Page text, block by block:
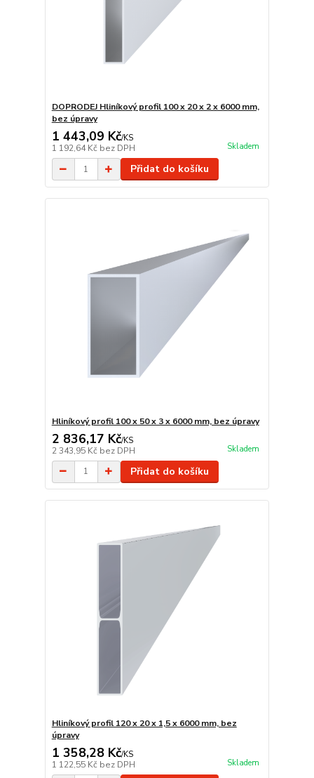
DOPRODEJ Hliníkový profil 100 x 20 x 2 x 6000 mm,
bez úpravy
1 443,09 Kč/KS
1 192,64 Kč bez DPH Skladem
Přidat do košíku
Hliníkový profil 100 x 50 x 3 x 6000 mm, bez úpravy
2 836,17 Kč/KS
2 343,95 Kč bez DPH Skladem
Přidat do košíku
Hliníkový profil 120 x 20 x 1,5 x 6000 mm, bez
úpravy
1 358,28 Kč/KS
1 122,55 Kč bez DPH Skladem